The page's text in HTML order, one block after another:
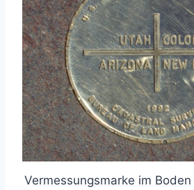
Vermessungsmarke im